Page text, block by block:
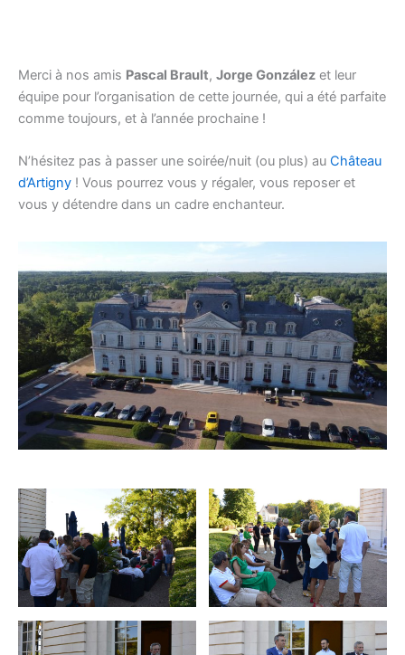
Merci à nos amis Pascal Brault, Jorge González et leur
équipe pour l’organisation de cette journée, qui a été parfaite
comme toujours, et à l’année prochaine !
N’hésitez pas à passer une soirée/nuit (ou plus) au Château
d’Artigny ! Vous pourrez vous y régaler, vous reposer et
vous y détendre dans un cadre enchanteur.